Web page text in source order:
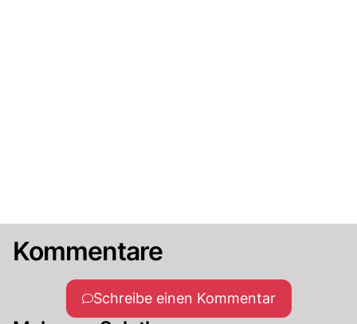
Kommentare
Schreibe einen Kommentar